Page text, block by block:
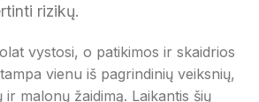
rizikų.
vystosi, o patikimos ir skaidrios
vienu iš pagrindinių veiksnių,
malonų žaidimą. Laikantis šių